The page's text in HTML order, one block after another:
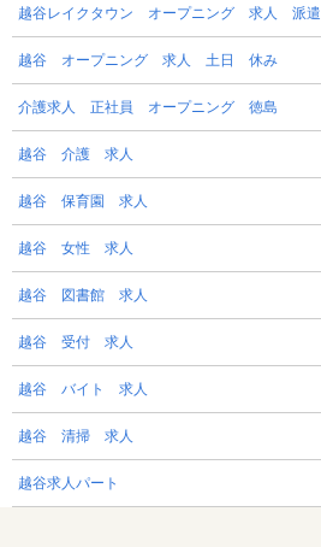
越谷レイクタウン オープニング 求人 派遣
越谷 オープニング 求人 土日 休み
介護求人 正社員 オープニング 徳島
越谷 介護 求人
越谷 保育園 求人
越谷 女性 求人
越谷 図書館 求人
越谷 受付 求人
越谷 バイト 求人
越谷 清掃 求人
越谷求人パート